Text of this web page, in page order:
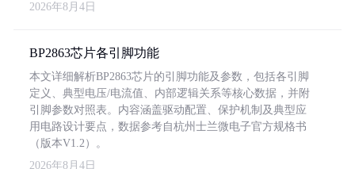
2026年8月4日
BP2863芯片各引脚功能
本文详细解析BP2863芯片的引脚功能及参数，包括各引脚
定义、典型电压/电流值、内部逻辑关系等核心数据，并附
引脚参数对照表。内容涵盖驱动配置、保护机制及典型应
用电路设计要点，数据参考自杭州士兰微电子官方规格书
（版本V1.2）。
2026年8月4日